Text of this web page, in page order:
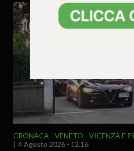
CRONACA VENETO
VICENZA E
4 Agosto 2026 - 12.16